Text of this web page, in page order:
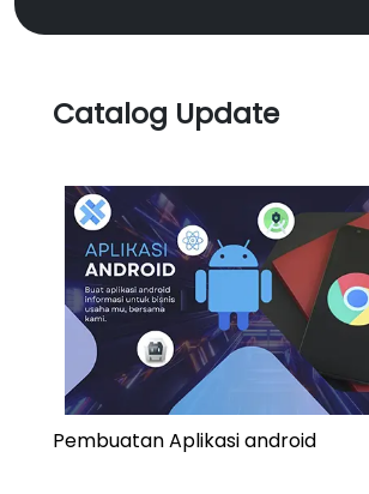
Catalog Update
Pembuatan Aplikasi android